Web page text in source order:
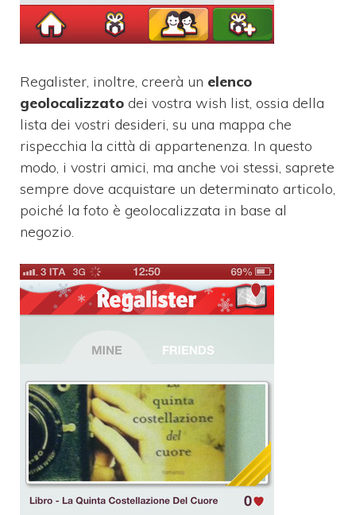
Regalister, inoltre, creerà un elenco
geolocalizzato dei vostra wish list, ossia della
lista dei vostri desideri, su una mappa che
rispecchia la città di appartenenza. In questo
modo, i vostri amici, ma anche voi stessi, saprete
sempre dove acquistare un determinato articolo,
poiché la foto è geolocalizzata in base al
negozio.